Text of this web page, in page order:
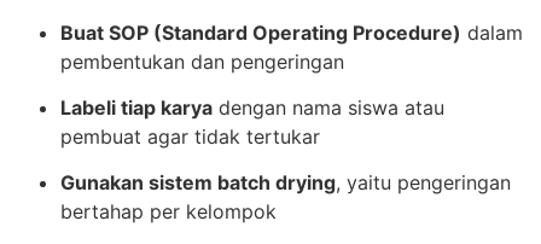
Buat SOP (Standard Operating Procedure) dalam
pembentukan dan pengeringan
Labeli tiap karya dengan nama siswa atau
pembuat agar tidak tertukar
Gunakan sistem batch drying, yaitu pengeringan
bertahap per kelompok